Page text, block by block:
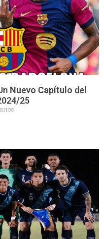
Nuevo Capítulo del
25